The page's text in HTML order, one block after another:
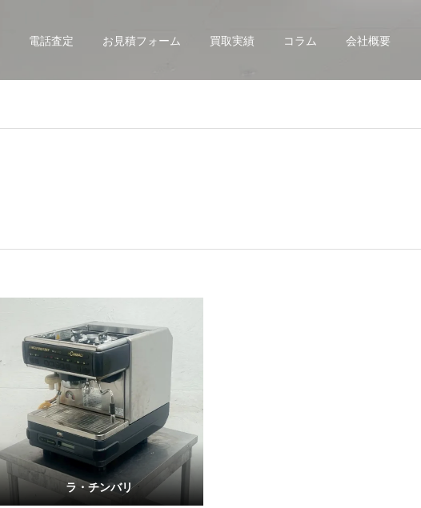
電話査定 お見積フォーム 買取実績 コラム 会社概要
ラ・チンバリ